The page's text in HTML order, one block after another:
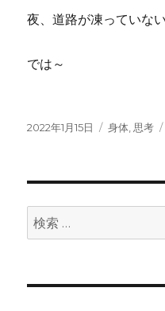
夜、道路が凍っていな
では～
投
2022年1月15日
カ
身体 思考
検
索: